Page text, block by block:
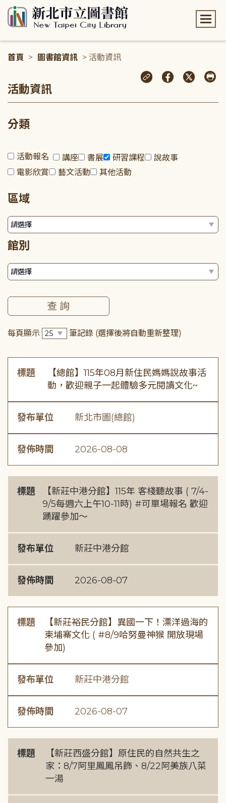
首頁 > 圖書館資訊 > 活動資訊
活動資訊
分類
活動報名 講座 書展 研習課程
說故事
電影欣賞
藝文活動 其他活動
區域
館別
每頁顯示 筆記錄 (選擇後將自動重新整理)
標題
【總館】115年08月新住民媽媽說故事活
動，歡迎親子一起體驗多元閱讀文化~
發布單位 新北市圖(總館)
發佈時間 2026-08-08
標題
【新莊中港分館】115年 客棧聽故事 ( 7/4-
9/5每週六上午10-11時) #可單場報名 歡迎
踴躍參加～
發布單位 新莊中港分館
發佈時間 2026-08-07
標題
【新莊裕民分館】異國一下！漂洋過海的
柬埔寨文化 ( #8/9哈努曼神猴 開放現場
參加)
發布單位 新莊中港分館
發佈時間 2026-08-07
標題
【新莊西盛分館】原住民的自然共生之
家：8/7阿里鳳鳳吊飾、8/22阿美族八菜
一湯